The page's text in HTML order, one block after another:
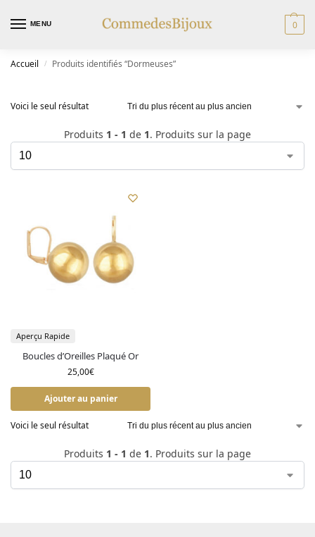
MENU 0
Accueil / Produits identifiés “Dormeuses”
Voici le seul résultat
Produits 1 - 1 de 1. Produits sur la page
Boucles d’Oreilles Plaqué Or
25,00€
Ajouter au panier
Aperçu Rapide
Voici le seul résultat
Produits 1 - 1 de 1. Produits sur la page